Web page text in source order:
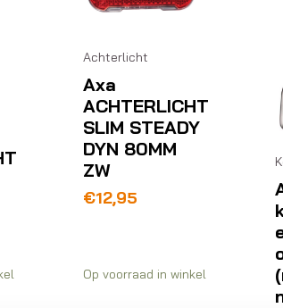
Achterlicht
Axa
ACHTERLICHT
SLIM STEADY
DYN 80MM
ZW
€12,95
Op voorraad in winkel